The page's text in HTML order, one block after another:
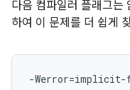
다음 컴파일러 플래그는
하여 이 문제를 더 쉽게